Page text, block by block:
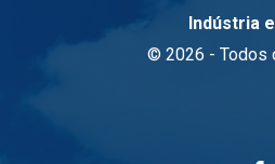
Indústria
© 2026 - Todos